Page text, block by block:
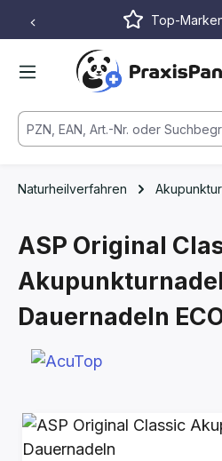
Zum Hauptinhalt springen
Top-
Naturheilverfahren Akupunktur
ASP Original
Dauernadeln
Bildergalerie überspringen